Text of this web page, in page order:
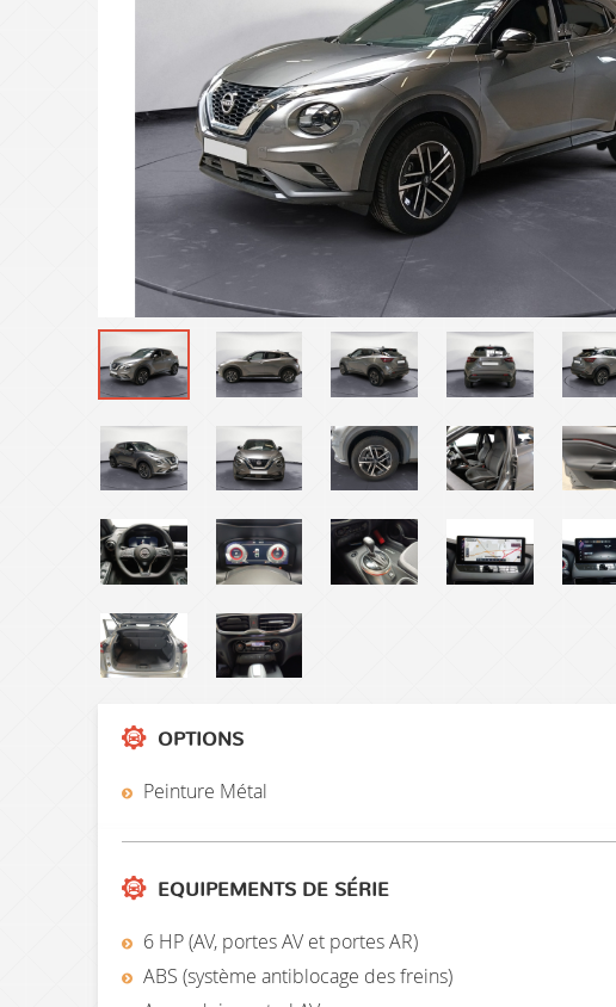
OPTIONS
Peinture Métal
EQUIPEMENTS DE SÉRIE
6 HP (AV, portes AV et portes AR)
ABS (système antiblocage des freins)